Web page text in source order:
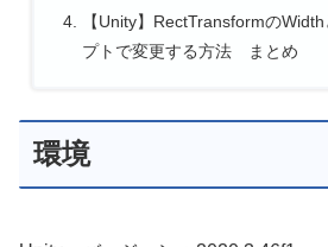
【Unity】RectTransformの
プトで変更する方法 まとめ
環境